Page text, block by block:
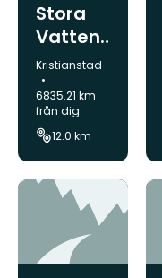
Stora
Vattenr
iketrun
dan
Nyehus
en -
Kommun:
Kristianstad
6835.21 km
från dig
12.0 km